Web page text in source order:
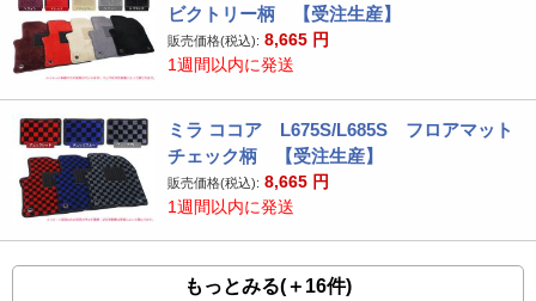
ビクトリー柄 【受注生産】
販売価格(税込): 8,665 円
1週間以内に発送
ミラ ココア L675S/L685S フロアマット
チェック柄 【受注生産】
販売価格(税込): 8,665 円
1週間以内に発送
もっとみる(＋16件)